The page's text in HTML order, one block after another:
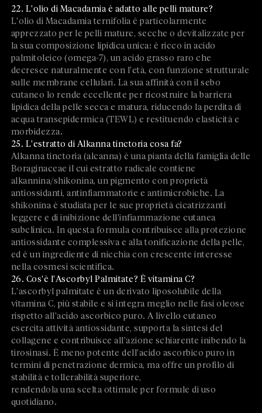
22. L'olio di Macadamia è adatto alle pelli mature?
L'olio di Macadamia ternifolia è particolarmente
apprezzato per le pelli mature, secche o devitalizzate per
la sua composizione lipidica unica: è ricco in acido
palmitoleico (omega-7), un acido grasso raro che
decresce naturalmente con l'età, con funzione strutturale
sulle membrane cellulari. La sua affinità con il sebo
cutaneo lo rende eccellente per ricostruire la barriera
lipidica della pelle secca e matura, riducendo la perdita di
acqua transepidermica (TEWL) e restituendo elasticità e
morbidezza.
25. L'estratto di Alkanna tinctoria cosa fa?
Alkanna tinctoria (alcanna) è una pianta della famiglia delle
Boraginaceae il cui estratto radicale contiene
alkannina/shikonina, un pigmento con proprietà
antiossidanti, antinfiammatorie e antimicrobiche. La
shikonina è studiata per le sue proprietà cicatrizzanti
leggere e di inibizione dell'infiammazione cutanea
subclinica. In questa formula contribuisce alla protezione
antiossidante complessiva e alla tonificazione della pelle,
ed è un ingrediente di nicchia con crescente interesse
nella cosmesi scientifica.
26. Cos'è l'Ascorbyl Palmitate? È vitamina C?
L'ascorbyl palmitate è un derivato liposolubile della
vitamina C, più stabile e si integra meglio nelle fasi oleose
rispetto all'acido ascorbico puro. A livello cutaneo
esercita attività antiossidante, supporta la sintesi del
collagene e contribuisce all'azione schiarente inibendo la
tirosinasi. È meno potente dell'acido ascorbico puro in
termini di penetrazione dermica, ma offre un profilo di
stabilità e tollerabilità superiore,
rendendola una scelta ottimale per formule di uso
quotidiano.